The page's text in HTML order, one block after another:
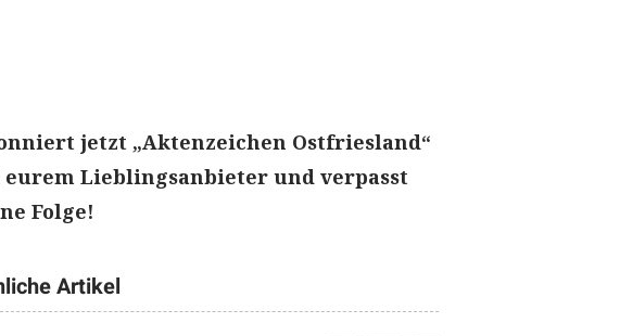
jetzt „Aktenzeichen Ostfriesland“
eurem Lieblingsanbieter und verpasst
Folge!
Artikel